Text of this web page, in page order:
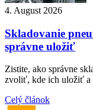
4. August 2026
Skladovanie
správne uložiť
Zistite, ako správne
zvoliť, kde ich uložiť a
Celý článok